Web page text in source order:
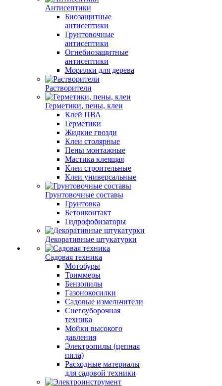
Антисептики
Биозащитные
антисептики
Грунтовочные
антисептики
Огнебиозащитные
антисептики
Морилки для дерева
Растворители
Герметики, пены, клеи
Клей ПВА
Герметики
Жидкие гвозди
Клеи столярные
Пены монтажные
Мастика клеящая
Клеи строительные
Клеи универсальные
Грунтовочные составы
Грунтовка
Бетонконтакт
Гидрофобизаторы
Декоративные штукатурки
Садовая техника
Мотобуры
Триммеры
Бензопилы
Газонокосилки
Садовые измельчители
Снегоуборочная
техника
Мойки высокого
давления
Электропилы (цепная
пила)
Расходные материалы
для садовой техники